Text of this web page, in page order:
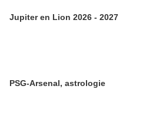
Jupiter en Lion 2026 - 2027
PSG-Arsenal, astrologie